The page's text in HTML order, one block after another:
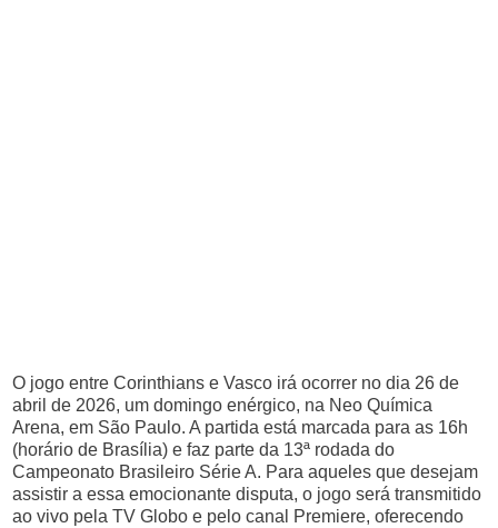
O jogo entre Corinthians e Vasco irá ocorrer no dia 26 de
abril de 2026, um domingo enérgico, na Neo Química
Arena, em São Paulo. A partida está marcada para as 16h
(horário de Brasília) e faz parte da 13ª rodada do
Campeonato Brasileiro Série A. Para aqueles que desejam
assistir a essa emocionante disputa, o jogo será transmitido
ao vivo pela TV Globo e pelo canal Premiere, oferecendo